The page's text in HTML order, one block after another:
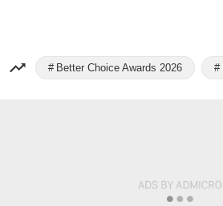
Better Choice Awards 2026